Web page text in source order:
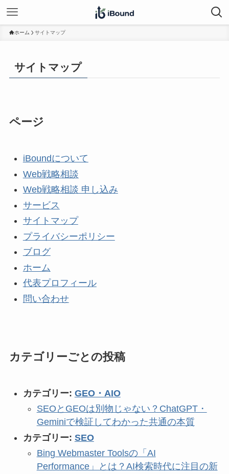
ホーム サイトマップ
サイトマップ
ページ
iBoundについて
Web戦略相談
Web戦略相談 申し込み
サービス
サイトマップ
プライバシーポリシー
ブログ
ホーム
代表プロフィール
問い合わせ
カテゴリーごとの投稿
カテゴリー: GEO・AIO
SEOとGEOは別物じゃない？ChatGPT・
Geminiで検証してわかった共通の本質
カテゴリー: SEO
Bing Webmaster Toolsの「AI
Performance」とは？AI検索時代に注目の新